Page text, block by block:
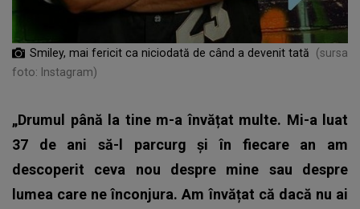
Smiley, mai fericit ca niciodată de când a devenit tată
(sursa
foto: Instagram)
„Drumul până la tine m-a învățat multe. Mi-a luat
37 de ani să-l parcurg și în fiecare an am
descoperit ceva nou despre mine sau despre
lumea care ne înconjura. Am învățat că dacă nu ai